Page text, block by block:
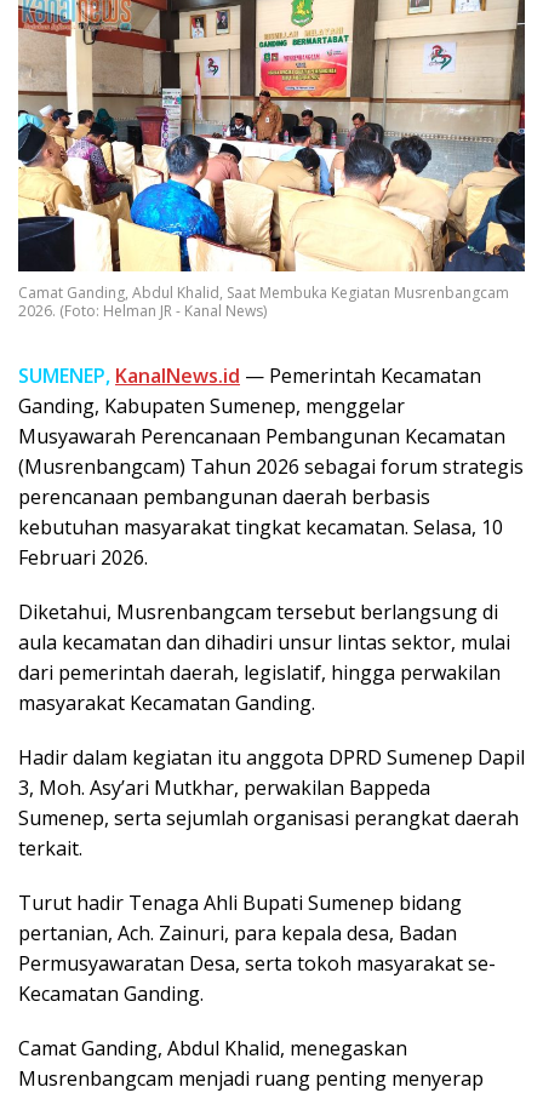
Camat Ganding, Abdul Khalid, Saat Membuka Kegiatan Musrenbangcam
2026. (Foto: Helman JR - Kanal News)
SUMENEP, KanalNews.id — Pemerintah Kecamatan
Ganding, Kabupaten Sumenep, menggelar
Musyawarah Perencanaan Pembangunan Kecamatan
(Musrenbangcam) Tahun 2026 sebagai forum strategis
perencanaan pembangunan daerah berbasis
kebutuhan masyarakat tingkat kecamatan. Selasa, 10
Februari 2026.
Diketahui, Musrenbangcam tersebut berlangsung di
aula kecamatan dan dihadiri unsur lintas sektor, mulai
dari pemerintah daerah, legislatif, hingga perwakilan
masyarakat Kecamatan Ganding.
Hadir dalam kegiatan itu anggota DPRD Sumenep Dapil
3, Moh. Asy’ari Mutkhar, perwakilan Bappeda
Sumenep, serta sejumlah organisasi perangkat daerah
terkait.
Turut hadir Tenaga Ahli Bupati Sumenep bidang
pertanian, Ach. Zainuri, para kepala desa, Badan
Permusyawaratan Desa, serta tokoh masyarakat se-
Kecamatan Ganding.
Camat Ganding, Abdul Khalid, menegaskan
Musrenbangcam menjadi ruang penting menyerap